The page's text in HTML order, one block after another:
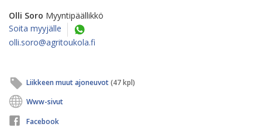
Olli Soro Myyntipäällikkö
Soita myyjälle
olli.soro@agritoukola.fi
Liikkeen muut ajoneuvot(47 kpl)
Www-sivut
Facebook